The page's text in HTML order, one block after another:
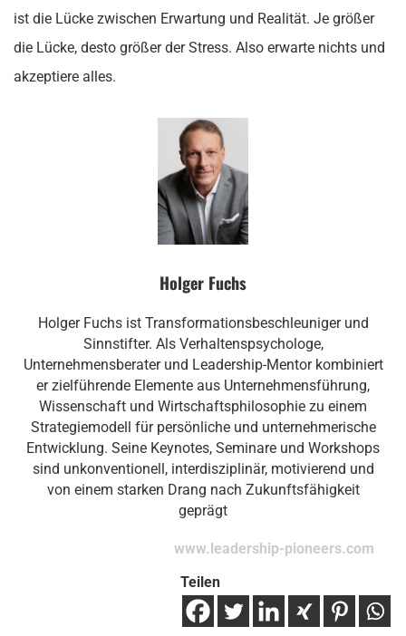
ist die Lücke zwischen Erwartung und Realität. Je größer
die Lücke, desto größer der Stress. Also erwarte nichts und
akzeptiere alles.
Holger Fuchs
Holger Fuchs ist Transformationsbeschleuniger und
Sinnstifter. Als Verhaltenspsychologe,
Unternehmensberater und Leadership-Mentor kombiniert
er zielführende Elemente aus Unternehmensführung,
Wissenschaft und Wirtschaftsphilosophie zu einem
Strategiemodell für persönliche und unternehmerische
Entwicklung. Seine Keynotes, Seminare und Workshops
sind unkonventionell, interdisziplinär, motivierend und
von einem starken Drang nach Zukunftsfähigkeit
geprägt
www.leadership-pioneers.com
Teilen